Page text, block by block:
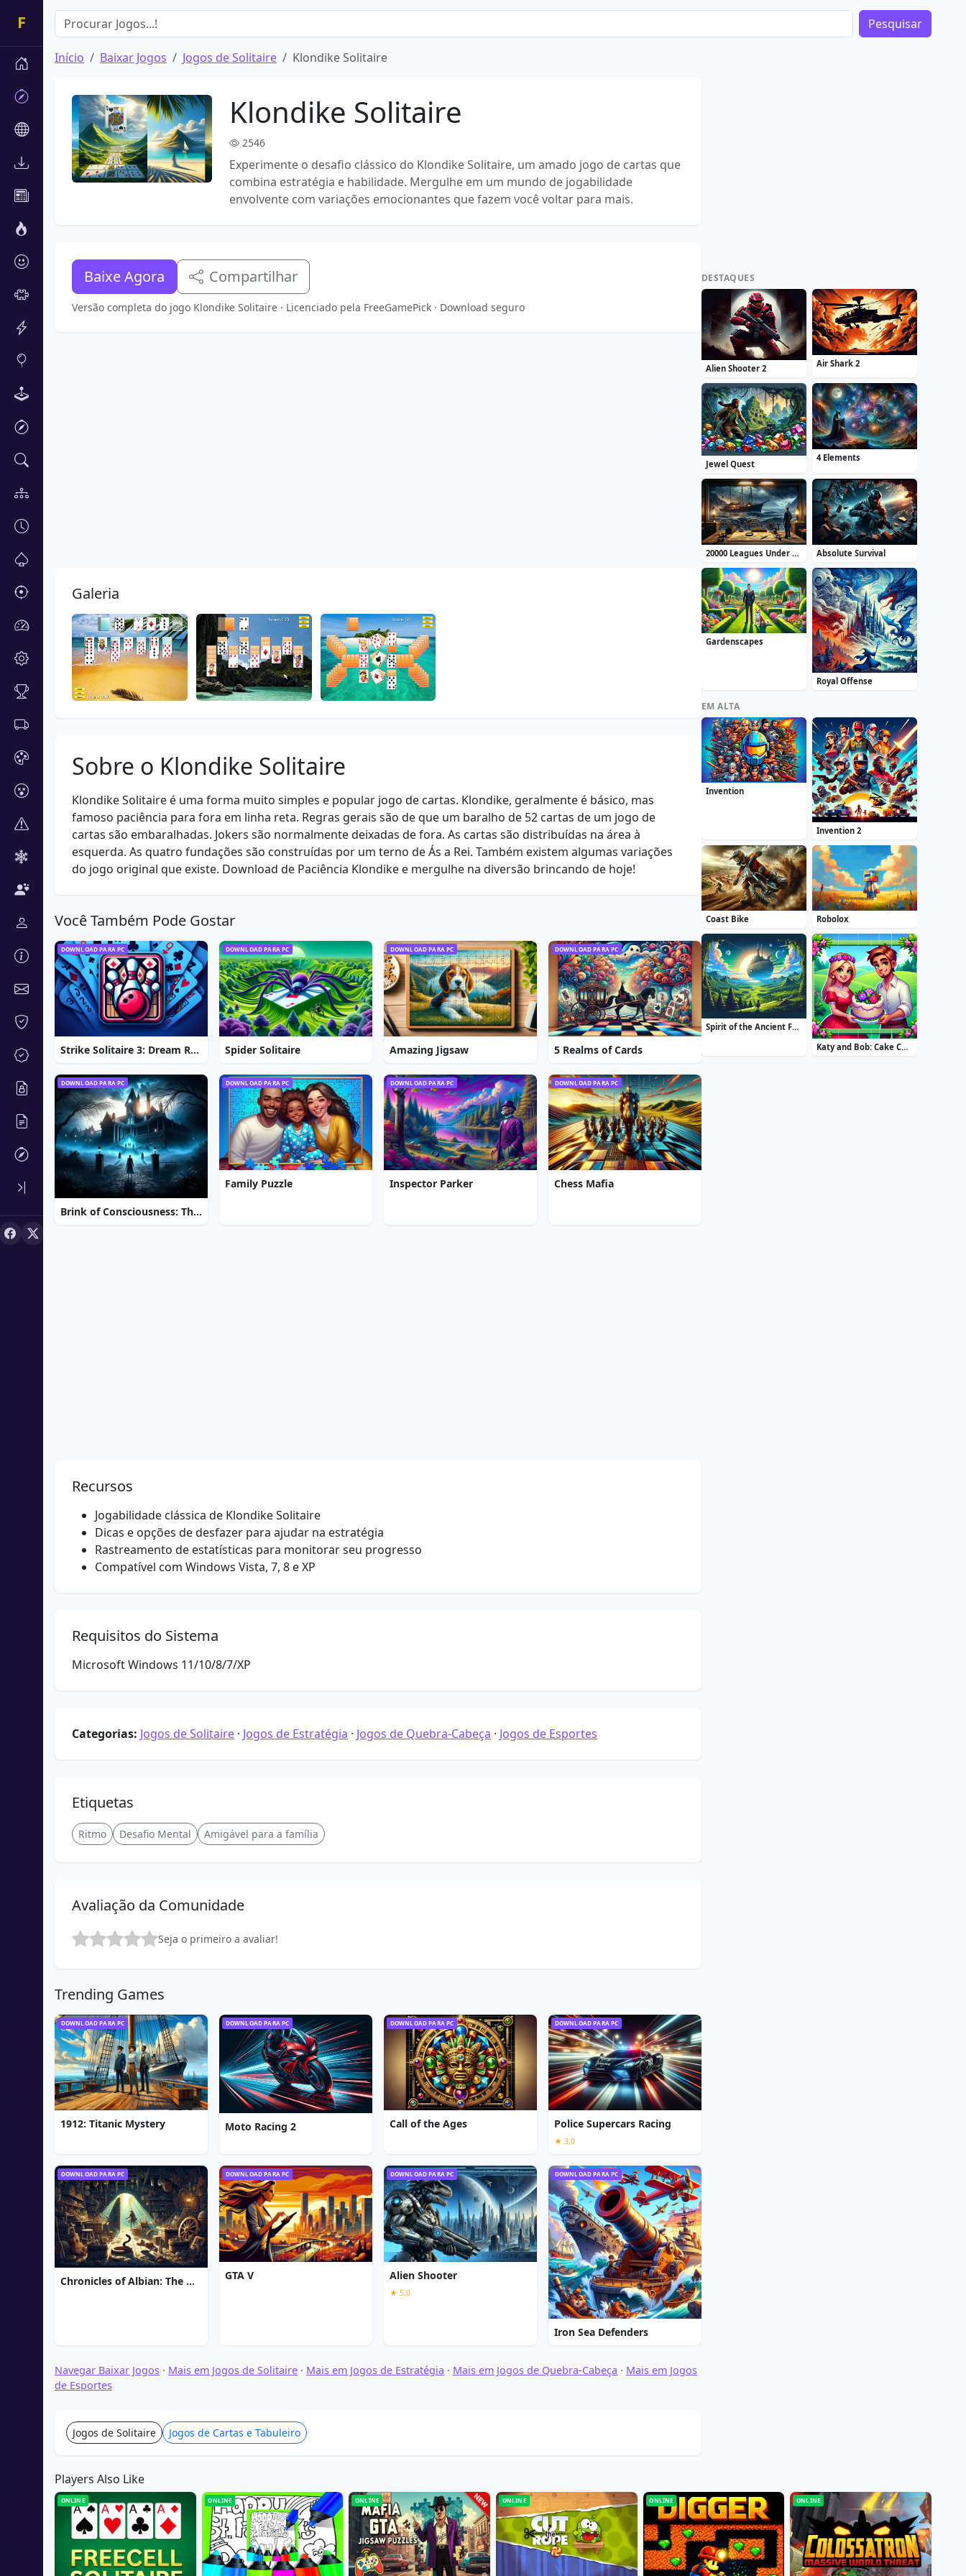
Pesquisar
Início Baixar Jogos Jogos de Solitaire Klondike Solitaire
Klondike Solitaire
2546
Experimente o desafio clássico do Klondike Solitaire, um amado jogo de cartas que
combina estratégia e habilidade. Mergulhe em um mundo de jogabilidade
envolvente com variações emocionantes que fazem você voltar para mais.
Baixe Agora Compartilhar
Versão completa do jogo Klondike Solitaire · Licenciado pela FreeGamePick · Download seguro
Galeria
Sobre o Klondike Solitaire
Klondike Solitaire é uma forma muito simples e popular jogo de cartas. Klondike, geralmente é básico, mas
famoso paciência para fora em linha reta. Regras gerais são de que um baralho de 52 cartas de um jogo de
cartas são embaralhadas. Jokers são normalmente deixadas de fora. As cartas são distribuídas na área à
esquerda. As quatro fundações são construídas por um terno de Ás a Rei. Também existem algumas variações
do jogo original que existe. Download de Paciência Klondike e mergulhe na diversão brincando de hoje!
Você Também Pode Gostar
DOWNLOAD PARA PC
Strike Solitaire 3: Dream Resort
DOWNLOAD PARA PC
Spider Solitaire
DOWNLOAD PARA PC
Amazing Jigsaw
DOWNLOAD PARA PC
5 Realms of Cards
DOWNLOAD PARA PC
Brink of Consciousness: The Lonely Hearts Murders
DOWNLOAD PARA PC
Family Puzzle
DOWNLOAD PARA PC
Inspector Parker
DOWNLOAD PARA PC
Chess Mafia
Recursos
Jogabilidade clássica de Klondike Solitaire
Dicas e opções de desfazer para ajudar na estratégia
Rastreamento de estatísticas para monitorar seu progresso
Compatível com Windows Vista, 7, 8 e XP
Requisitos do Sistema
Microsoft Windows 11/10/8/7/XP
Categorias: Jogos de Solitaire · Jogos de Estratégia · Jogos de Quebra-Cabeça · Jogos de Esportes
Etiquetas
Ritmo Desafio Mental Amigável para a família
Avaliação da Comunidade
Seja o primeiro a avaliar!
Trending Games
DOWNLOAD PARA PC
1912: Titanic Mystery
DOWNLOAD PARA PC
Moto Racing 2
DOWNLOAD PARA PC
Call of the Ages
DOWNLOAD PARA PC
Police Supercars Racing
★ 3,0
DOWNLOAD PARA PC
Chronicles of Albian: The Magic Convention
DOWNLOAD PARA PC
GTA V
DOWNLOAD PARA PC
Alien Shooter
★ 5,0
DOWNLOAD PARA PC
Iron Sea Defenders
Navegar Baixar Jogos · Mais em Jogos de Solitaire · Mais em Jogos de Estratégia · Mais em Jogos de Quebra-Cabeça · Mais em Jogos
de Esportes
Jogos de Solitaire Jogos de Cartas e Tabuleiro
DESTAQUES
Alien Shooter 2
Air Shark 2
Jewel Quest
4 Elements
20000 Leagues Under the Sea: Captain Nemo Absolute Survival
Gardenscapes
Royal Offense
EM ALTA
Invention
Invention 2
Coast Bike Robolox
Spirit of the Ancient Forest
Katy and Bob: Cake Cafe
Players Also Like
ONLINE ONLINE ONLINE ONLINE ONLINE ONLINE